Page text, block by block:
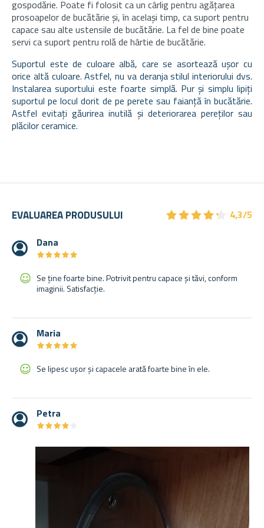
gospodărie. Poate fi folosit ca un cârlig pentru agățarea
prosoapelor de bucătărie și, în același timp, ca suport pentru
capace sau alte ustensile de bucătărie. La fel de bine poate
servi ca suport pentru rolă de hârtie de bucătărie.
Suportul este de culoare albă, care se asortează ușor cu
orice altă culoare. Astfel, nu va deranja stilul interiorului dvs.
Instalarea suportului este foarte simplă. Pur și simplu lipiți
suportul pe locul dorit de pe perete sau faianță în bucătărie.
Astfel evitați găurirea inutilă și deteriorarea pereților sau
plăcilor ceramice.
EVALUAREA PRODUSULUI ★★★★★
★★★★★
4,3/5
Dana
★★★★★
★★★★★
Se ține foarte bine. Potrivit pentru capace și tăvi, conform
imaginii. Satisfacție.
Maria
★★★★★
★★★★★
Se lipesc ușor și capacele arată foarte bine în ele.
Petra
★★★★
★★★★